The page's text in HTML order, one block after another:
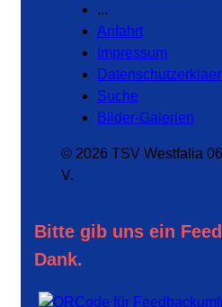
...
Anfahrt
Impressum
Suche
Bilder-Galerien
© 2026 TSV Westfalia
V.
Bitte gib uns ein
Dank.